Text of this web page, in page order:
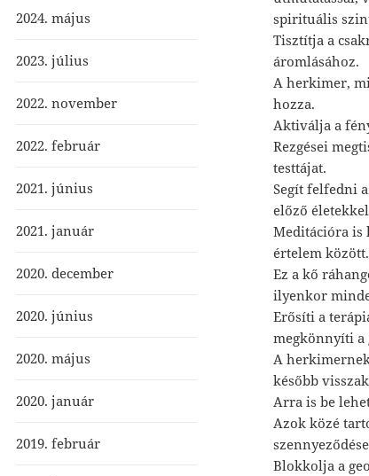
spirituális
Tisztítja a
áromlásához.
A herkimer,
hozza.
Aktiválja a
Rezgései
testtájat.
Segít felfedni
előző
Meditációra is
értelem között.
Ez a kő
ilyenkor
Erősíti a
megkönnyíti a
A
később
Arra is be
Azok közé
Blokkolja a
2024. május
2023. július
2022. november
2022. február
2021. június
2021. január
2020. december
2020. június
2020. május
2020. január
2019. február